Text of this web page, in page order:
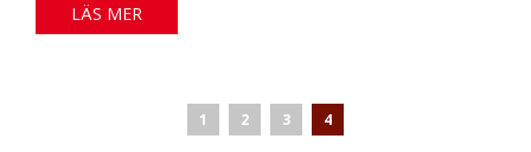
LÄS MER
1 2 3 4